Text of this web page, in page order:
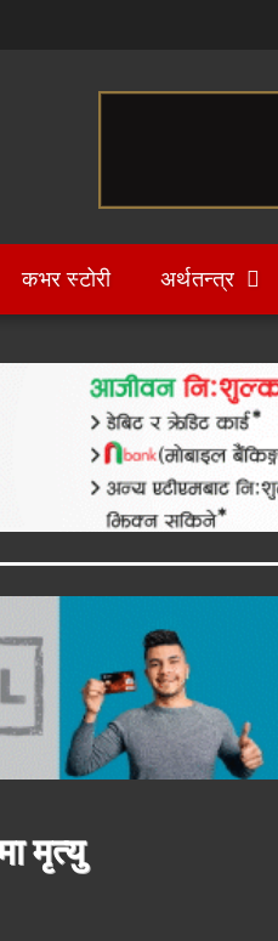
कभर स्टोरी अर्थतन्त्र
मृत्यु